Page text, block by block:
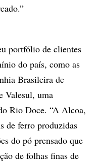
portfólio de clientes
do país, como as
Brasileira de
uma
Rio Doce. “A Alcoa,
de ferro produzidas
do pó prensado que
de folhas finas de